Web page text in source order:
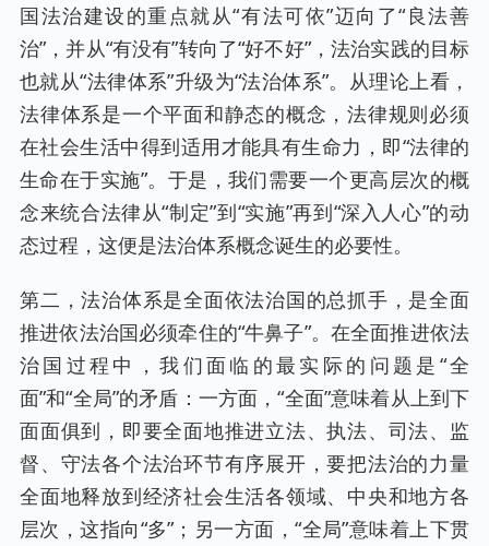
国法治建设的重点就从“有法可依”迈向了“良法善
治”，并从“有没有”转向了“好不好”，法治实践的目标
也就从“法律体系”升级为“法治体系”。从理论上看，
法律体系是一个平面和静态的概念，法律规则必须
在社会生活中得到适用才能具有生命力，即“法律的
生命在于实施”。于是，我们需要一个更高层次的概
念来统合法律从“制定”到“实施”再到“深入人心”的动
态过程，这便是法治体系概念诞生的必要性。
第二，法治体系是全面依法治国的总抓手，是全面
推进依法治国必须牵住的“牛鼻子”。在全面推进依法
治国过程中，我们面临的最实际的问题是“全
面”和“全局”的矛盾：一方面，“全面”意味着从上到下
面面俱到，即要全面地推进立法、执法、司法、监
督、守法各个法治环节有序展开，要把法治的力量
全面地释放到经济社会生活各领域、中央和地方各
层次，这指向“多”；另一方面，“全局”意味着上下贯